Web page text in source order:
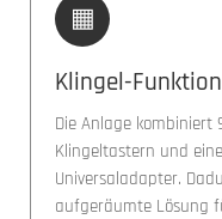
▦
Klingel-
Die Anlage kombiniert
Klingeltastern und
Universaladapter.
aufgeräumte Lösung